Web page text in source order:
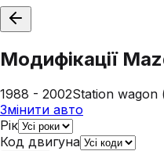
Модифікації
1988 - 2002Station wagon
Змінити авто
Рік
Код двигуна